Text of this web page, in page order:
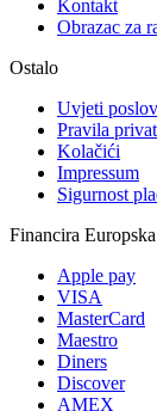
Kontakt
Obrazac za
Ostalo
Uvjeti
Pravila
Kolačići
Impressum
Sigurnost
Financira
Apple pay
VISA
MasterCard
Maestro
Diners
Discover
AMEX